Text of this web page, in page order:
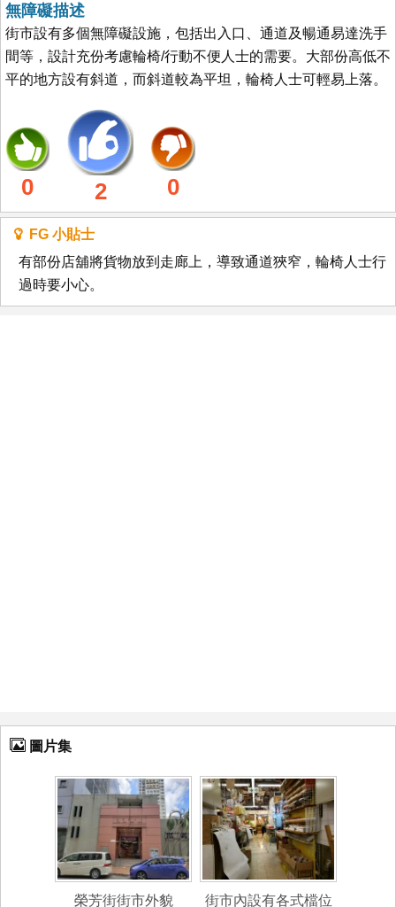
無障礙描述
街市設有多個無障礙設施，包括出入口、通道及暢通易達洗手
間等，設計充份考慮輪椅/行動不便人士的需要。大部份高低不
平的地方設有斜道，而斜道較為平坦，輪椅人士可輕易上落。
0 2 0
FG 小貼士
有部份店舖將貨物放到走廊上，導致通道狹窄，輪椅人士行
過時要小心。
圖片集
榮芳街街市外貌 街市內設有各式檔位